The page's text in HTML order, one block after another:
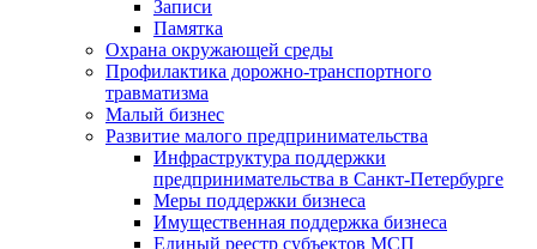
Записи
Памятка
Охрана окружающей среды
Профилактика дорожно-транспортного
травматизма
Малый бизнес
Развитие малого предпринимательства
Инфраструктура поддержки
предпринимательства в Санкт-Петербурге
Меры поддержки бизнеса
Имущественная поддержка бизнеса
Единый реестр субъектов МСП